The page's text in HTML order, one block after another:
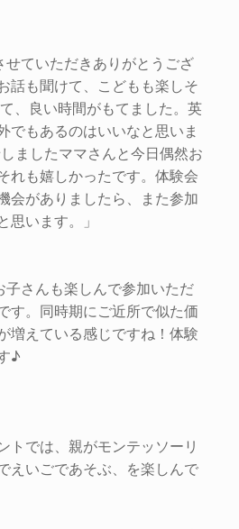
ていただきありがとうござ
話も聞けて、こどもも楽しそ
、良い時間がもてました。英
でもあるのはいいなと思いま
ましたママさんと今日偶然お
れも嬉しかったです。体験会
会がありましたら、また参加
思います。」
さんも楽しんで参加いただ
す。同時期にご近所で似た価
増えている感じですね！体験
♪
トでは、親がモンテッソーリ
えいごであそぶ、を楽しんで